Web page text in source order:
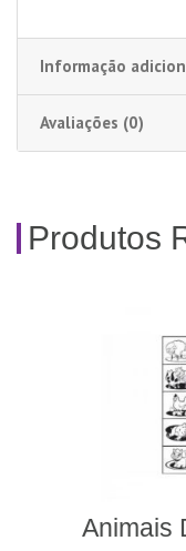
Informação
Avaliações (0)
Produtos